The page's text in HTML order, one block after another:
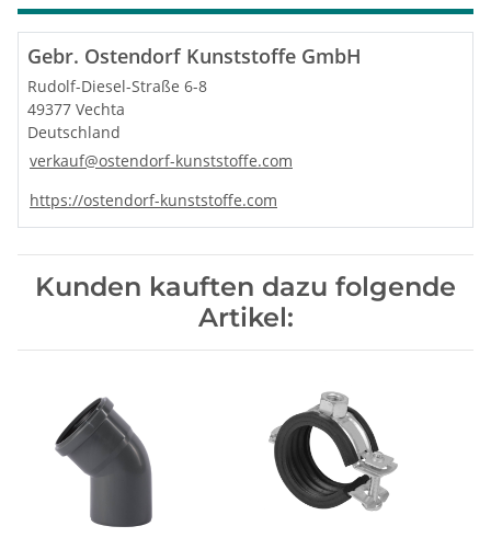
Gebr. Ostendorf Kunststoffe GmbH
Rudolf-Diesel-Straße 6-8
49377 Vechta
Deutschland
verkauf@ostendorf-kunststoffe.com
https://ostendorf-kunststoffe.com
Kunden kauften dazu folgende
Artikel: